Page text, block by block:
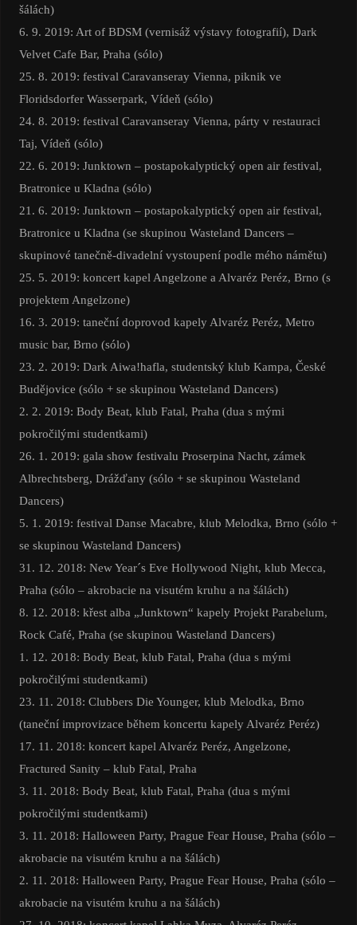
šálách)
6. 9. 2019: Art of BDSM (vernisáž výstavy fotografií), Dark
Velvet Cafe Bar, Praha (sólo)
25. 8. 2019: festival Caravanseray Vienna, piknik ve
Floridsdorfer Wasserpark, Vídeň (sólo)
24. 8. 2019: festival Caravanseray Vienna, párty v restauraci
Taj, Vídeň (sólo)
22. 6. 2019: Junktown – postapokalyptický open air festival,
Bratronice u Kladna (sólo)
21. 6. 2019: Junktown – postapokalyptický open air festival,
Bratronice u Kladna (se skupinou Wasteland Dancers –
skupinové tanečně-divadelní vystoupení podle mého námětu)
25. 5. 2019: koncert kapel Angelzone a Alvaréz Peréz, Brno (s
projektem Angelzone)
16. 3. 2019: taneční doprovod kapely Alvaréz Peréz, Metro
music bar, Brno (sólo)
23. 2. 2019: Dark Aiwa!hafla, studentský klub Kampa, České
Budějovice (sólo + se skupinou Wasteland Dancers)
2. 2. 2019: Body Beat, klub Fatal, Praha (dua s mými
pokročilými studentkami)
26. 1. 2019: gala show festivalu Proserpina Nacht, zámek
Albrechtsberg, Drážďany (sólo + se skupinou Wasteland
Dancers)
5. 1. 2019: festival Danse Macabre, klub Melodka, Brno (sólo +
se skupinou Wasteland Dancers)
31. 12. 2018: New Year´s Eve Hollywood Night, klub Mecca,
Praha (sólo – akrobacie na visutém kruhu a na šálách)
8. 12. 2018: křest alba „Junktown“ kapely Projekt Parabelum,
Rock Café, Praha (se skupinou Wasteland Dancers)
1. 12. 2018: Body Beat, klub Fatal, Praha (dua s mými
pokročilými studentkami)
23. 11. 2018: Clubbers Die Younger, klub Melodka, Brno
(taneční improvizace během koncertu kapely Alvaréz Peréz)
17. 11. 2018: koncert kapel Alvaréz Peréz, Angelzone,
Fractured Sanity – klub Fatal, Praha
3. 11. 2018: Body Beat, klub Fatal, Praha (dua s mými
pokročilými studentkami)
3. 11. 2018: Halloween Party, Prague Fear House, Praha (sólo –
akrobacie na visutém kruhu a na šálách)
2. 11. 2018: Halloween Party, Prague Fear House, Praha (sólo –
akrobacie na visutém kruhu a na šálách)